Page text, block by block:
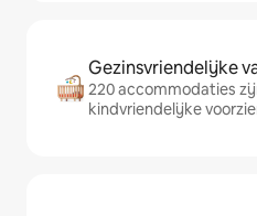
Gezinsvriendelijke
220 accommodaties
kindvriendelijke